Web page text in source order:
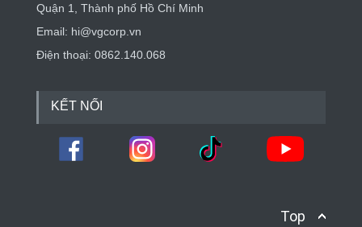
Quận 1, Thành phố Hồ Chí Minh
Email: hi@vgcorp.vn
Điện thoại: 0862.140.068
KẾT NỐI
Top